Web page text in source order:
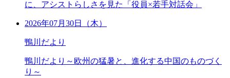
に、アシストらしさを見た「役員×若手対話会」
2026年07月30日（木）
鴨川だより
鴨川だより～欧州の猛暑と、進化する中国のものづく
り～